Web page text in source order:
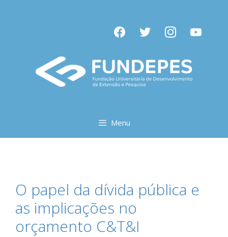
facebooktwitter instagramyoutube
Menu
O papel da dívida pública e
as implicações no
orçamento C&T&I